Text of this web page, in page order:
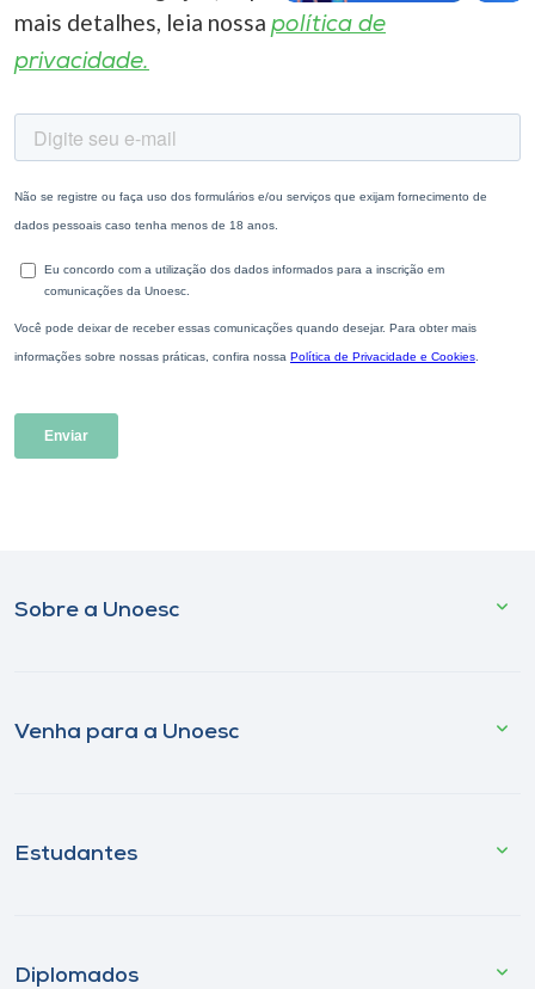
mais detalhes, leia nossa política de
privacidade.
Sobre a Unoesc
Venha para a Unoesc
Estudantes
Diplomados